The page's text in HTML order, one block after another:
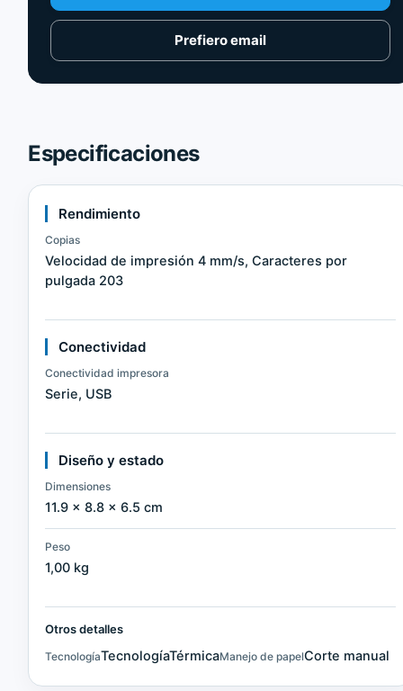
Prefiero email
Especificaciones
Rendimiento
Copias
Velocidad de impresión 4 mm/s, Caracteres por
pulgada 203
Conectividad
Conectividad impresora
Serie, USB
Diseño y estado
Dimensiones
11.9 × 8.8 × 6.5 cm
Peso
1,00 kg
Otros detalles
TecnologíaTecnologíaTérmicaManejo de papelCorte manual